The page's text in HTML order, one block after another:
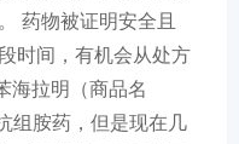
药物被证明安全且
时间，有机会从处方
海拉明（商品名
组胺药，但是现在几